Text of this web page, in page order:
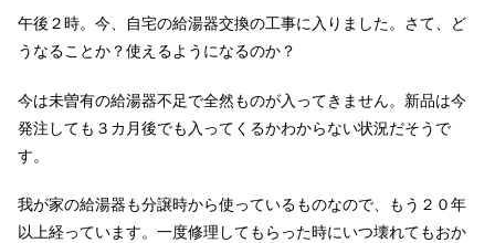
午後２時。今、自宅の給湯器交換の工事に入りました。さて、ど
うなることか？使えるようになるのか？
今は未曽有の給湯器不足で全然ものが入ってきません。新品は今
発注しても３カ月後でも入ってくるかわからない状況だそうで
す。
我が家の給湯器も分譲時から使っているものなので、もう２０年
以上経っています。一度修理してもらった時にいつ壊れてもおか